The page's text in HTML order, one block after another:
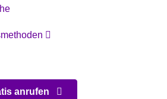
anrufen